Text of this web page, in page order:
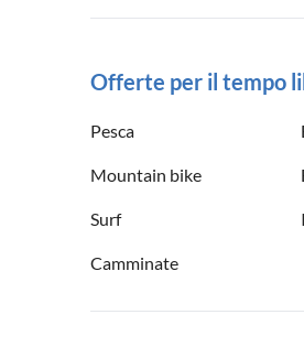
Offerte per il tempo
Pesca
Mountain bike
Surf
Camminate